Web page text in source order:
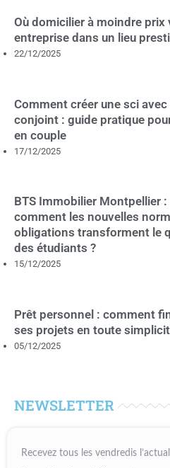
Où domicilier à moindre prix
entreprise dans un lieu
22/12/2025
Comment créer une sci avec
conjoint : guide pratique
en couple
17/12/2025
BTS Immobilier Montpellier :
comment les nouvelles
obligations transforment le
des étudiants ?
15/12/2025
Prêt personnel : comment
ses projets en toute
05/12/2025
NEWSLETTER
Recevez tous les vendredis